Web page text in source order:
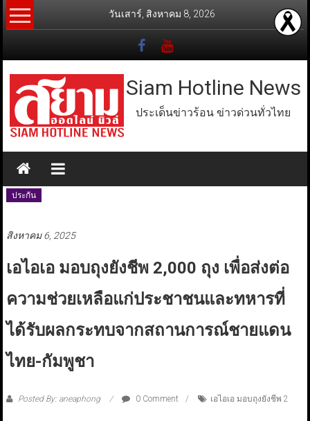
Skip
to
วันเสาร์, สิงหาคม 8, 2026
Siam Hotline News
ประเด็นข่าวร้อน ข่าวด่วนทั่วไทย
ประกัน
สิงหาคม 6, 2025
เอไอเอ มอบถุงยังชีพ 2,000 ถุง เพื่อส่งต่อ
ความช่วยเหลือแก่ประชาชนและทหารที่
ได้รับผลกระทบจากสถานการณ์ชายแดน
ไทย-กัมพูชา
Posted By: aneaphong 0 Comment เอไอเอ มอบถุงยังชีพ 2